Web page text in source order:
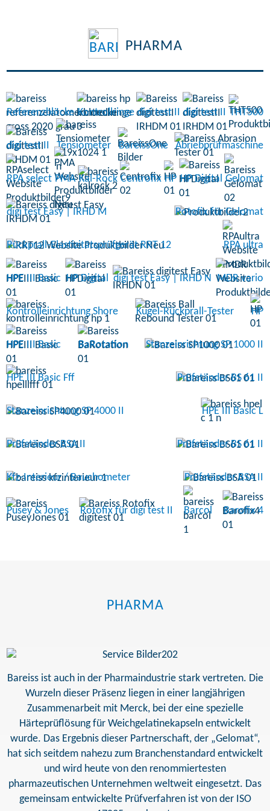
PHARMA
Referenzblöcke Kontrollringe digi test II digi test II THT500
digi test II Tensiometer BareissOne Abriebprüfmaschine
RPA select PMA Kal-Rock Centrofix HP HP Digital Gelomat
digi test Easy | IRHD M Rotofix für Gelomat
Rückprall-Elastizitätsprüfgerät RRT 12 RPA ultra
HPE III Basic HP Digital digi test Easy | IRHD N MDR vario
Kontrolleinrichtung Shore Kugel-Rückprall-Tester HP
HPE III Basic BaRotation Stanzeinrichtung SP 1000 II
HPE III Basic Fff Prüfständer BS 61 II
Stanzeinrichtung SP 4000 II HPE III Basic L
Prüfständer BSA II Prüfständer BS 61 II
Kfz-Interieur / Bauchometer Prüfständer BSA II
Pusey & Jones Rotofix für digi test II Barcol Barofix 4
PHARMA
Bareiss ist auch in der Pharmaindustrie stark vertreten. Die
Wurzeln dieser Präsenz liegen in einer langjährigen
Zusammenarbeit mit Merck, bei der eine spezielle
Härteprüflösung für Weichgelatinekapseln entwickelt
wurde. Das Ergebnis dieser Partnerschaft, der „Gelomat“,
hat sich seitdem nahezu zum Branchenstandard entwickelt
und wird heute von den renommiertesten
pharmazeutischen Unternehmen weltweit eingesetzt. Das
gemeinsam entwickelte Prüfverfahren ist von der ISO